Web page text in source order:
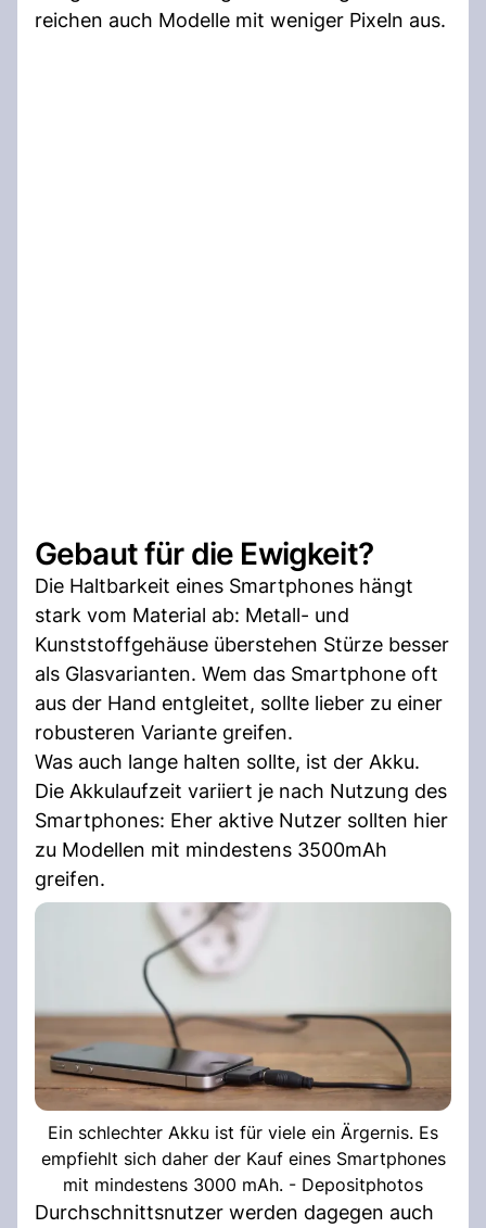
reichen auch Modelle mit weniger Pixeln aus.
Gebaut für die Ewigkeit?
Die Haltbarkeit eines Smartphones hängt
stark vom Material ab: Metall- und
Kunststoffgehäuse überstehen Stürze besser
als Glasvarianten. Wem das Smartphone oft
aus der Hand entgleitet, sollte lieber zu einer
robusteren Variante greifen.
Was auch lange halten sollte, ist der Akku.
Die Akkulaufzeit variiert je nach Nutzung des
Smartphones: Eher aktive Nutzer sollten hier
zu Modellen mit mindestens 3500mAh
greifen.
Ein schlechter Akku ist für viele ein Ärgernis. Es
empfiehlt sich daher der Kauf eines Smartphones
mit mindestens 3000 mAh. - Depositphotos
Durchschnittsnutzer werden dagegen auch